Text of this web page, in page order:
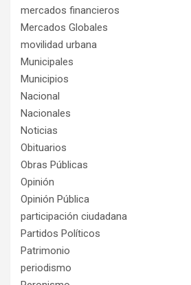
mercados financieros
Mercados Globales
movilidad urbana
Municipales
Municipios
Nacional
Nacionales
Noticias
Obituarios
Obras Públicas
Opinión
Opinión Pública
participación ciudadana
Partidos Políticos
Patrimonio
periodismo